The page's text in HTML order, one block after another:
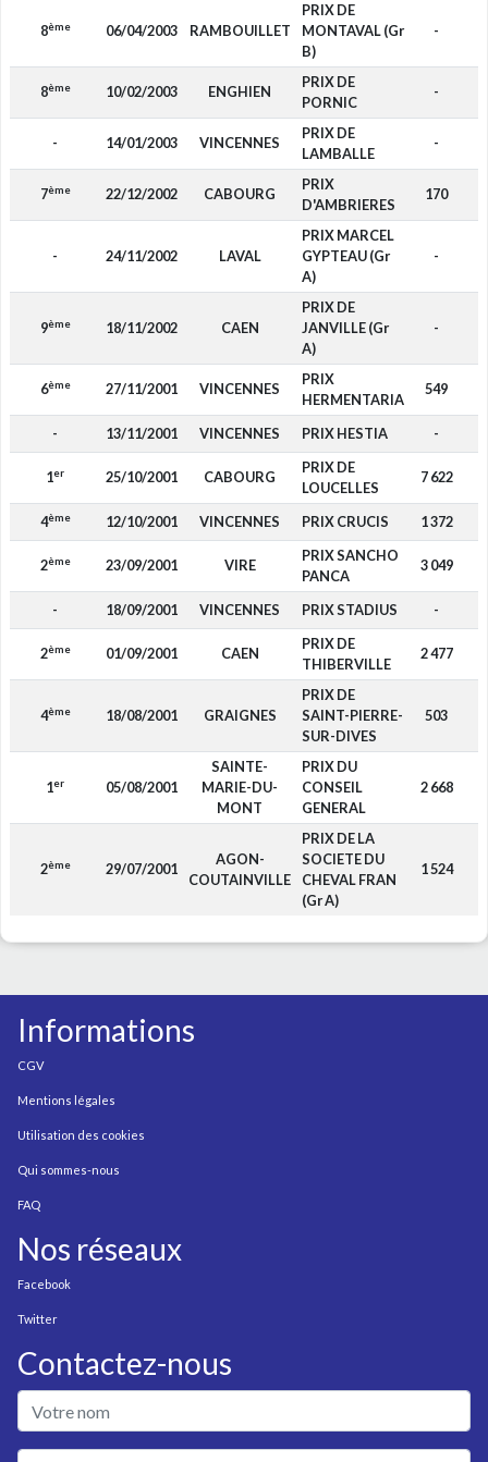
8ème 06/04/2003 RAMBOUILLET
PRIX DE
MONTAVAL (Gr
B)
-
8ème 10/02/2003 ENGHIEN
PRIX DE
PORNIC
-
- 14/01/2003 VINCENNES
PRIX DE
LAMBALLE
-
7ème 22/12/2002 CABOURG
PRIX
D'AMBRIERES
170
- 24/11/2002 LAVAL
PRIX MARCEL
GYPTEAU (Gr
A)
-
9ème 18/11/2002 CAEN
PRIX DE
JANVILLE (Gr
A)
-
6ème 27/11/2001 VINCENNES
PRIX
HERMENTARIA
549
- 13/11/2001 VINCENNES PRIX HESTIA -
1er 25/10/2001 CABOURG
PRIX DE
LOUCELLES
7 622
4ème 12/10/2001 VINCENNES PRIX CRUCIS 1 372
2ème 23/09/2001 VIRE
PRIX SANCHO
PANCA
3 049
- 18/09/2001 VINCENNES PRIX STADIUS -
2ème 01/09/2001 CAEN
PRIX DE
THIBERVILLE
2 477
4ème 18/08/2001 GRAIGNES
PRIX DE
SAINT-PIERRE-
SUR-DIVES
503
1er 05/08/2001
SAINTE-
MARIE-DU-
MONT
PRIX DU
CONSEIL
GENERAL
2 668
2ème 29/07/2001
AGON-
COUTAINVILLE
PRIX DE LA
SOCIETE DU
CHEVAL FRAN
(Gr A)
1 524
Informations
CGV
Mentions légales
Utilisation des cookies
Qui sommes-nous
FAQ
Nos réseaux
Facebook
Twitter
Contactez-nous